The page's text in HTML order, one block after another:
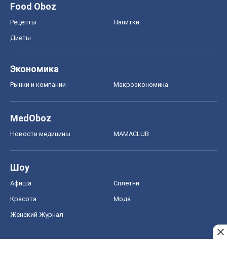
Food Oboz
Рецепты Напитки
Диеты
Экономика
Рынки и компании Mакроэкономика
MedOboz
Новости медицины MAMACLUB
Шоу
Афиша Сплетни
Красота Мода
Женский Журнал